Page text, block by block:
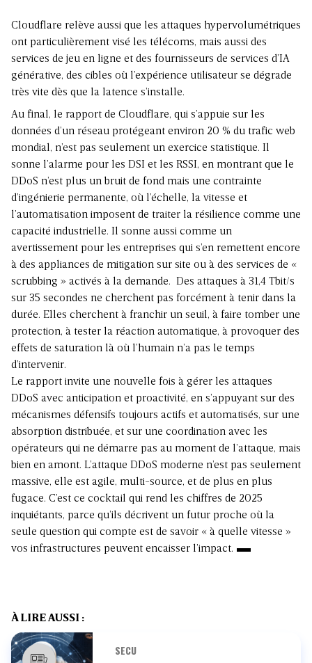
Cloudflare relève aussi que les attaques hypervolumétriques
ont particulièrement visé les télécoms, mais aussi des
services de jeu en ligne et des fournisseurs de services d’IA
générative, des cibles où l’expérience utilisateur se dégrade
très vite dès que la latence s’installe.
Au final, le rapport de Cloudflare, qui s’appuie sur les
données d’un réseau protégeant environ 20 % du trafic web
mondial, n’est pas seulement un exercice statistique. Il
sonne l’alarme pour les DSI et les RSSI, en montrant que le
DDoS n’est plus un bruit de fond mais une contrainte
d’ingénierie permanente, où l’échelle, la vitesse et
l’automatisation imposent de traiter la résilience comme une
capacité industrielle. Il sonne aussi comme un
avertissement pour les entreprises qui s’en remettent encore
à des appliances de mitigation sur site ou à des services de «
scrubbing » activés à la demande. Des attaques à 31,4 Tbit/s
sur 35 secondes ne cherchent pas forcément à tenir dans la
durée. Elles cherchent à franchir un seuil, à faire tomber une
protection, à tester la réaction automatique, à provoquer des
effets de saturation là où l’humain n’a pas le temps
d’intervenir.
Le rapport invite une nouvelle fois à gérer les attaques
DDoS avec anticipation et proactivité, en s’appuyant sur des
mécanismes défensifs toujours actifs et automatisés, sur une
absorption distribuée, et sur une coordination avec les
opérateurs qui ne démarre pas au moment de l’attaque, mais
bien en amont. L’attaque DDoS moderne n’est pas seulement
massive, elle est agile, multi-source, et de plus en plus
fugace. C’est ce cocktail qui rend les chiffres de 2025
inquiétants, parce qu’ils décrivent un futur proche où la
seule question qui compte est de savoir « à quelle vitesse »
vos infrastructures peuvent encaisser l’impact.
À LIRE AUSSI :
SECU